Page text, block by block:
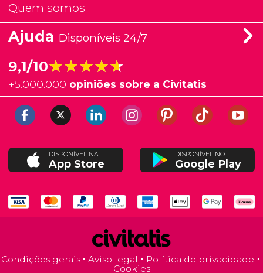
Quem somos
Ajuda Disponíveis 24/7
9,1/10★★★★★
★★★★★
+5.000.000 opiniões sobre a Civitatis
DISPONÍVEL NA
App Store
DISPONÍVEL NO
Google Play
Condições gerais Aviso legal
Política de privacidade
Cookies